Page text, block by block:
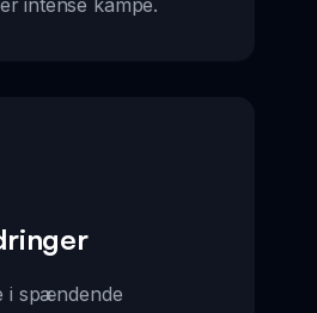
i spændende